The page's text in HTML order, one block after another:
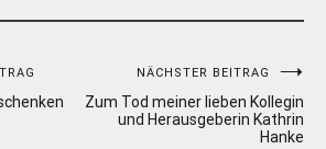
NÄCHSTER BEITRAG
Zum Tod meiner lieben Kollegin
und Herausgeberin Kathrin
Hanke